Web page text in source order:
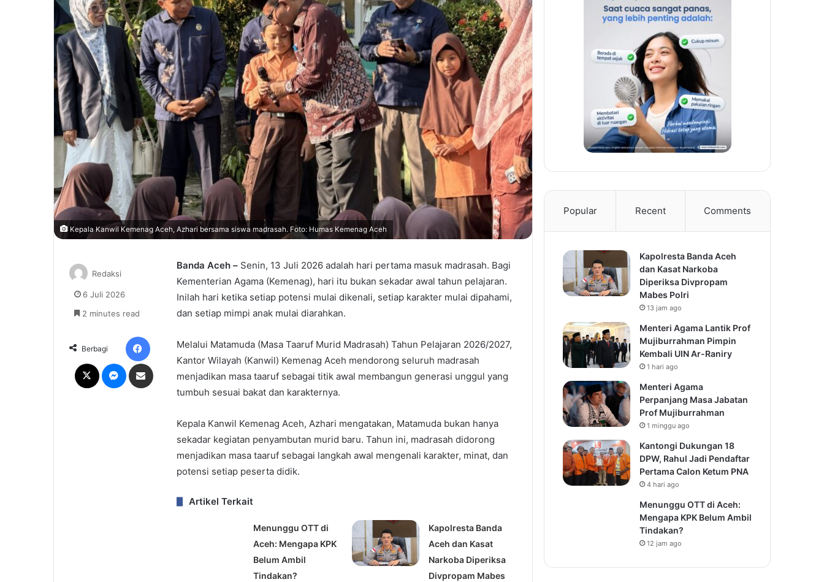
Kepala Kanwil Kemenag Aceh, Azhari bersama siswa madrasah. Foto: Humas Kemenag Aceh
Banda Aceh – Senin, 13 Juli 2026 adalah hari pertama masuk madrasah. Bagi
Kementerian Agama (Kemenag), hari itu bukan sekadar awal tahun pelajaran.
Inilah hari ketika setiap potensi mulai dikenali, setiap karakter mulai dipahami,
dan setiap mimpi anak mulai diarahkan.
Melalui Matamuda (Masa Taaruf Murid Madrasah) Tahun Pelajaran 2026/2027,
Kantor Wilayah (Kanwil) Kemenag Aceh mendorong seluruh madrasah
menjadikan masa taaruf sebagai titik awal membangun generasi unggul yang
tumbuh sesuai bakat dan karakternya.
Kepala Kanwil Kemenag Aceh, Azhari mengatakan, Matamuda bukan hanya
sekadar kegiatan penyambutan murid baru. Tahun ini, madrasah didorong
menjadikan masa taaruf sebagai langkah awal mengenali karakter, minat, dan
potensi setiap peserta didik.
Artikel Terkait
Menunggu OTT di
Aceh: Mengapa KPK
Belum Ambil
Tindakan?
Kapolresta Banda
Aceh dan Kasat
Narkoba Diperiksa
Divpropam Mabes
Redaksi
6 Juli 2026
2 minutes read
Berbagi
Messenger
Popular Recent Comments
Kapolresta Banda Aceh
dan Kasat Narkoba
Diperiksa Divpropam
Mabes Polri
13 jam ago
Menteri Agama Lantik Prof
Mujiburrahman Pimpin
Kembali UIN Ar-Raniry
1 hari ago
Menteri Agama
Perpanjang Masa Jabatan
Prof Mujiburrahman
1 minggu ago
Kantongi Dukungan 18
DPW, Rahul Jadi Pendaftar
Pertama Calon Ketum PNA
4 hari ago
Menunggu OTT di Aceh:
Mengapa KPK Belum Ambil
Tindakan?
12 jam ago